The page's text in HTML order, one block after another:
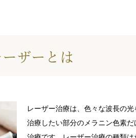
ーザーとは
レーザー治療は、色々な波長の光
治療したい部分のメラニン色素